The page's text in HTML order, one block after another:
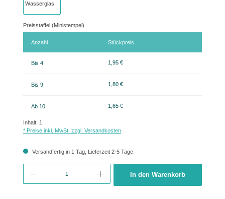
Preisstaffel (Ministempel)
Anzahl Stückpreis
Bis 4 1,95 €
Bis 9 1,80 €
Ab 10 1,65 €
Inhalt: 1
* Preise inkl. MwSt. zzgl. Versandkosten
Versandfertig in 1 Tag, Lieferzeit 2-5 Tage
In den Warenkorb